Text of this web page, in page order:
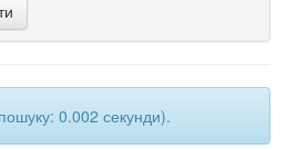
0.002 секунди).